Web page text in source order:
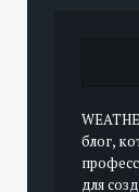
блог,
для